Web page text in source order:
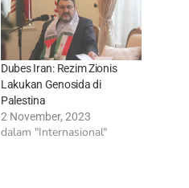
Dubes Iran: Rezim Zionis
Lakukan Genosida di
Palestina
2 November, 2023
dalam "Internasional"